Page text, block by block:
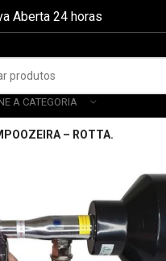
Aberta 24 horas
A CATEGORIA
– ROTTA.